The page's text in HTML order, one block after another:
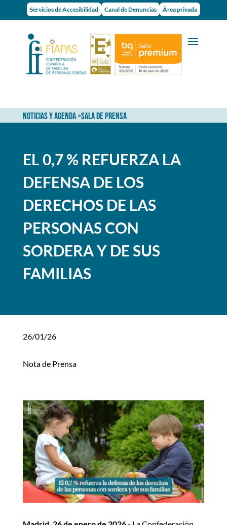
Servicios de Accesibilidad Canal de Denuncias Área privada
NOTICIAS Y AGENDA>SALA DE PRENSA
EL 0,7 % REFUERZA LA
DEFENSA DE LOS
DERECHOS DE LAS
PERSONAS CON
SORDERA Y DE SUS
FAMILIAS
26/01/26
Nota de Prensa